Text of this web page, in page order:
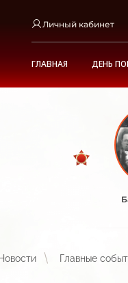
Личный кабинет
ГЛАВНАЯ ДЕНЬ
Новости Главные